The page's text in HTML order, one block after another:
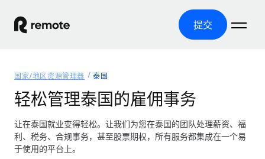
提交
产品
全球招聘
全球薪资管理
轻松运行合规薪资
覆盖全球
资源
国家/地区资源管理器 泰国
轻松管理泰国的雇佣事务
让在泰国就业变得轻松。让我们为您在泰国的团队处理薪资、福
利、税务、合规事务，甚至股票期权，所有服务都集成在一个易
于使用的平台上。